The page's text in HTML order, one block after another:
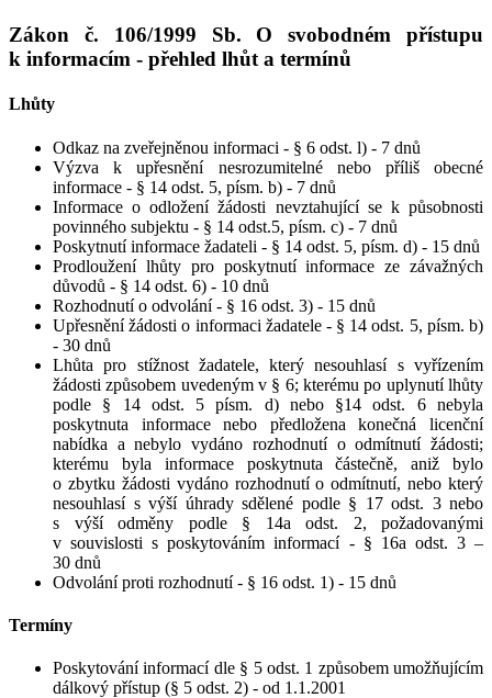
Zákon č. 106/1999 Sb. O svobodném přístupu
k informacím - přehled lhůt a termínů
Lhůty
Odkaz na zveřejněnou informaci - § 6 odst. l) - 7 dnů
Výzva k upřesnění nesrozumitelné nebo příliš obecné
informace - § 14 odst. 5, písm. b) - 7 dnů
Informace o odložení žádosti nevztahující se k působnosti
povinného subjektu - § 14 odst.5, písm. c) - 7 dnů
Poskytnutí informace žadateli - § 14 odst. 5, písm. d) - 15 dnů
Prodloužení lhůty pro poskytnutí informace ze závažných
důvodů - § 14 odst. 6) - 10 dnů
Rozhodnutí o odvolání - § 16 odst. 3) - 15 dnů
Upřesnění žádosti o informaci žadatele - § 14 odst. 5, písm. b)
- 30 dnů
Lhůta pro stížnost žadatele, který nesouhlasí s vyřízením
žádosti způsobem uvedeným v § 6; kterému po uplynutí lhůty
podle § 14 odst. 5 písm. d) nebo §14 odst. 6 nebyla
poskytnuta informace nebo předložena konečná licenční
nabídka a nebylo vydáno rozhodnutí o odmítnutí žádosti;
kterému byla informace poskytnuta částečně, aniž bylo
o zbytku žádosti vydáno rozhodnutí o odmítnutí, nebo který
nesouhlasí s výší úhrady sdělené podle § 17 odst. 3 nebo
s výší odměny podle § 14a odst. 2, požadovanými
v souvislosti s poskytováním informací - § 16a odst. 3 –
30 dnů
Odvolání proti rozhodnutí - § 16 odst. 1) - 15 dnů
Termíny
Poskytování informací dle § 5 odst. 1 způsobem umožňujícím
dálkový přístup (§ 5 odst. 2) - od 1.1.2001